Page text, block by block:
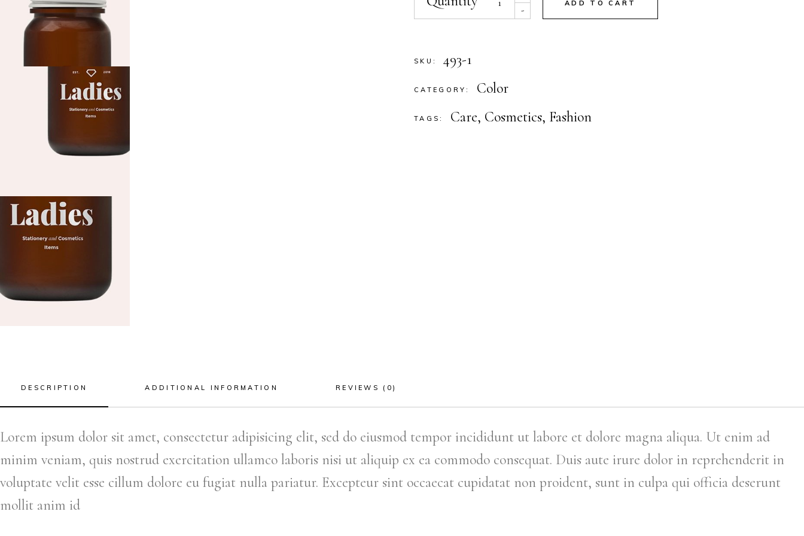
-
ADD TO CART
SKU: 493-1
CATEGORY: Color
TAGS: Care, Cosmetics, Fashion
DESCRIPTION ADDITIONAL INFORMATION REVIEWS (0)
Lorem ipsum dolor sit amet, consectetur adipisicing elit, sed do eiusmod tempor incididunt ut labore et dolore magna aliqua. Ut enim ad
minim veniam, quis nostrud exercitation ullamco laboris nisi ut aliquip ex ea commodo consequat. Duis aute irure dolor in reprehenderit in
voluptate velit esse cillum dolore eu fugiat nulla pariatur. Excepteur sint occaecat cupidatat non proident, sunt in culpa qui officia deserunt
mollit anim id